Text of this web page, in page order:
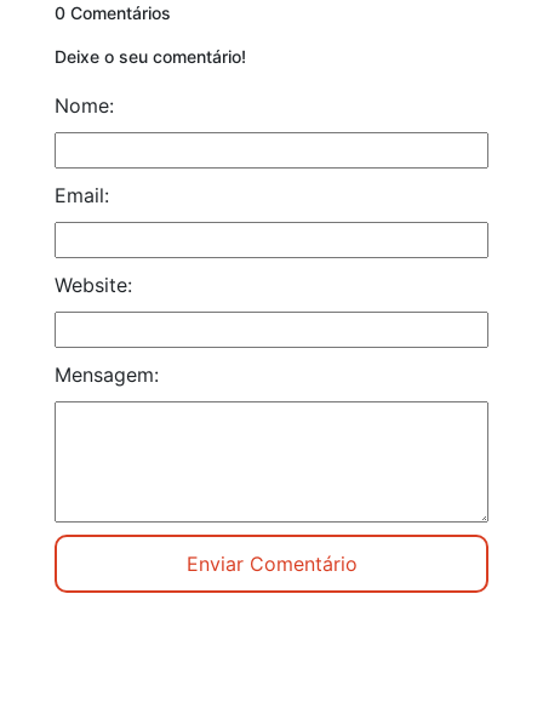
0 Comentários
Deixe o seu comentário!
Nome:
Email:
Website:
Mensagem: